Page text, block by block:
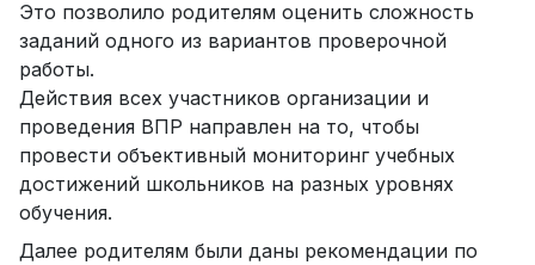
Это позволило родителям оценить сложность
заданий одного из вариантов проверочной
работы.
Действия всех участников организации и
проведения ВПР направлен на то, чтобы
провести объективный мониторинг учебных
достижений школьников на разных уровнях
обучения.
Далее родителям были даны рекомендации по